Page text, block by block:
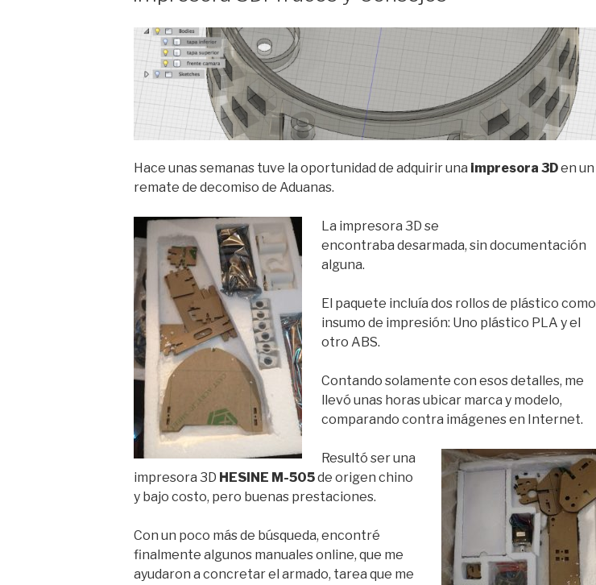
Hace unas semanas tuve la oportunidad de adquirir una impresora 3Den un
remate de decomiso de Aduanas.
La impresora 3D se
encontraba desarmada, sin documentación
alguna.
El paquete incluía dos rollos de plástico como
insumo de impresión: Uno plástico PLA y el
otro ABS.
Contando solamente con esos detalles, me
llevó unas horas ubicar marca y modelo,
comparando contra imágenes en Internet.
Resultó ser una
impresora 3D HESINE M-505de origen chino
y bajo costo, pero buenas prestaciones.
Con un poco más de búsqueda, encontré
finalmente algunos manuales online, que me
ayudaron a concretar el armado, tarea que me